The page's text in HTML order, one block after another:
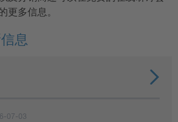
更多信息。
息
07-03